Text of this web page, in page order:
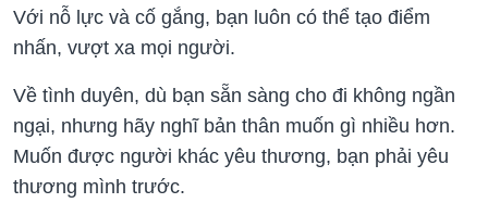
Với nỗ lực và cố gắng, bạn luôn có thể tạo điểm
nhấn, vượt xa mọi người.
Về tình duyên, dù bạn sẵn sàng cho đi không ngần
ngại, nhưng hãy nghĩ bản thân muốn gì nhiều hơn.
Muốn được người khác yêu thương, bạn phải yêu
thương mình trước.